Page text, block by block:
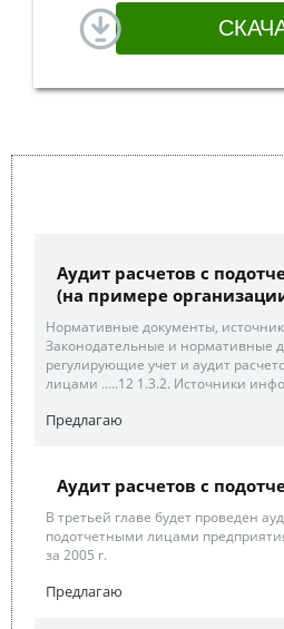
Аудит расчетов с
(на примере
Нормативные документы,
Законодательные и нормативные
регулирующие учет и аудит
лицами …..12 1.3.2. Источники
Предлагаю
Аудит расчетов с
В третьей главе будет проведен
подотчетными лицами
за 2005 г.
Предлагаю